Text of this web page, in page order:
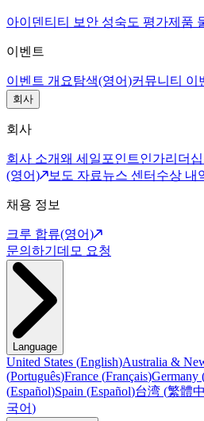
아이덴티티 보안 성숙도 평가제품
이벤트
이벤트 개요탐색(영어)커뮤니티 이
회사
회사
회사 소개왜 세일포인트인가리더십
(영어)
보도 자료뉴스 센터 수상 내
채용 정보
크루 합류(영어)
문의하기 데모 요청
Language
United States (English)Australia &
(Português)France (Français)Germany
(Español)Spain (Español)台湾 (繁體
국어)